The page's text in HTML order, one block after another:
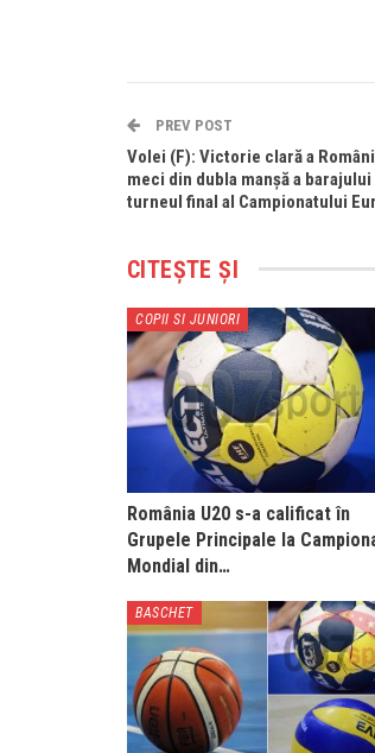
PREV POST
Volei (F): Victorie clară a
meci din dubla manșă a
turneul final al Campionatului
CITEȘTE ȘI
COPII SI JUNIORI
România U20 s-a calificat în
Grupele Principale la
Mondial din…
BASCHET